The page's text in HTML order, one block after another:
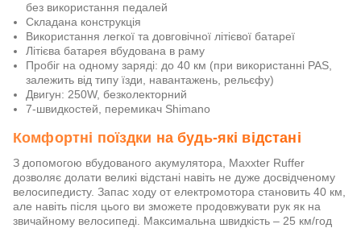
без використання педалей
Складана конструкція
Використання легкої та довговічної літієвої батареї
Літієва батарея вбудована в раму
Пробіг на одному заряді: до 40 км (при використанні PAS,
залежить від типу їзди, навантажень, рельєфу)
Двигун: 250W, безколекторний
7-швидкостей, перемикач Shimano
Комфортні поїздки на будь-які відстані
З допомогою вбудованого акумулятора, Maxxter Ruffer
дозволяє долати великі відстані навіть не дуже досвідченому
велосипедисту. Запас ходу от електромотора становить 40 км,
але навіть після цього ви зможете продовжувати рук як на
звичайному велосипеді. Максимальна швидкість – 25 км/год